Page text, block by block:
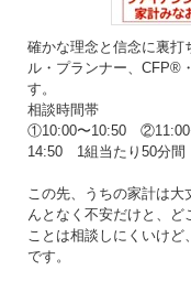
確かな理念と信念に裏打
ル・プランナー、CFP®
す。
相談時間帯
①10:00〜10:50
14:50 1組当たり50分間
この先、うちの家計は大
んとなく不安だけと、ど
ことは相談しにくいけど
です。